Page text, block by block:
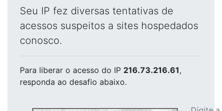
Seu IP fez diversas tentativas de
acessos suspeitos a sites hospedados
conosco.
Para liberar o acesso do IP 216.73.216.61,
responda ao desafio abaixo.